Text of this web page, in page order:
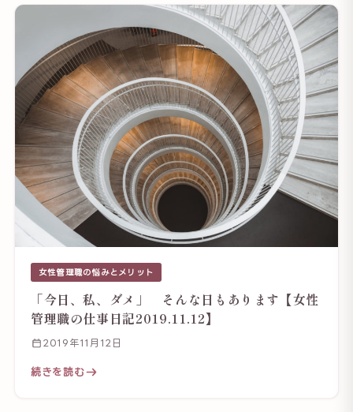
女性管理職の悩みとメリット
「今日、私、ダメ」 そんな日もあります【女性
管理職の仕事日記2019.11.12】
2019年11月12日
続きを読む